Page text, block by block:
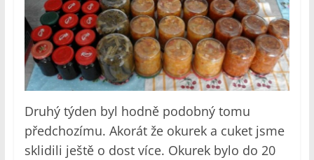
Druhý týden byl hodně podobný tomu
předchozímu. Akorát že okurek a cuket jsme
sklidili ještě o dost více. Okurek bylo do 20